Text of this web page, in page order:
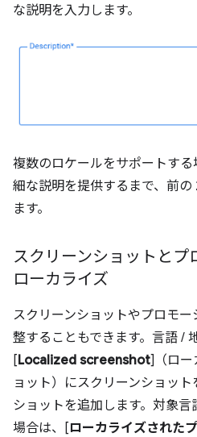
な説明を入力します。
複数のロケールをサポートす
細な説明を提供するまで、前
ます。
スクリーンショットとプ
ローカライズ
スクリーンショットやプロモ
整することもできます。言語 /
[Localized screenshot]（ロー
ョット）にスクリーンショッ
ショットを追加します。対象言
場合は、[ローカライズされた